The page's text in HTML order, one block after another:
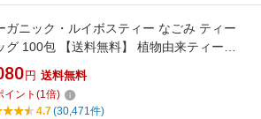
ガニック・ルイボスティー なごみ ティー
グ 100包 【送料無料】 植物由来ティーバ
水銀検査済み 有機JAS ノンカフェイン
個入り 水出し s1
円 送料無料
イント (1倍)
4.7(30,471件)